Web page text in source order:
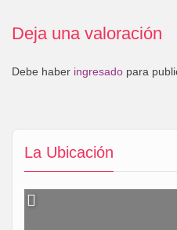
La Ubicación
Deja una valoración
Debe haber ingresado para